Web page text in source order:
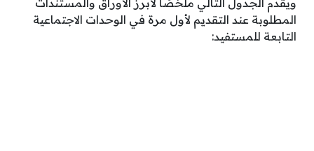
ويقدم الجدول التالي ملخصًا لأبرز الأوراق والمستندات
المطلوبة عند التقديم لأول مرة في الوحدات الاجتماعية
التابعة للمستفيد: